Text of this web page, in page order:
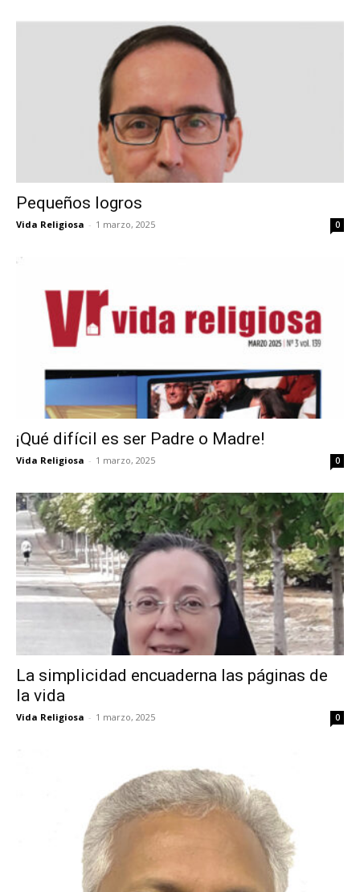
Pequeños logros
Vida Religiosa - 1 marzo, 2025 0
¡Qué difícil es ser Padre o Madre!
Vida Religiosa - 1 marzo, 2025 0
La simplicidad encuaderna las páginas de
la vida
Vida Religiosa - 1 marzo, 2025 0